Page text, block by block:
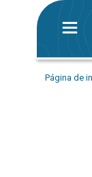
Página de